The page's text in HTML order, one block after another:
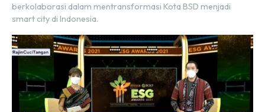
berkolaborasi dalam mentransformasi Kota BSD menjadi
smart city di Indonesia.